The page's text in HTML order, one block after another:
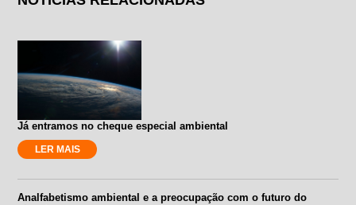
Já entramos no cheque especial ambiental
LER MAIS
Analfabetismo ambiental e a preocupação com o futuro do